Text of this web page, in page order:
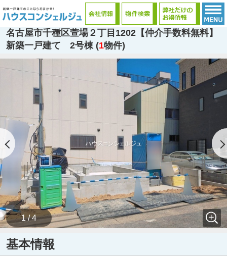
名古屋市千種区萱場２丁目1202【仲介手数料無料】
新築一戸建て 2号棟 (1物件)
1 / 4
基本情報